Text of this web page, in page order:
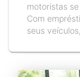
motoristas
Com
seus veículos,